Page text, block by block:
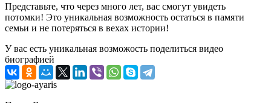
Представьте, что через много лет, вас смогут увидеть
потомки! Это уникальная возможность остаться в памяти
семьи и не потеряться в вехах истории!
У вас есть уникальная возможость поделиться видео
биографией